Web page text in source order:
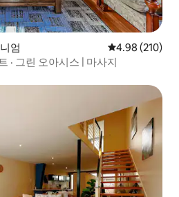
엄 평점 4.98점(5
4.98 (210)
· 그린 오아시스 | 마사지